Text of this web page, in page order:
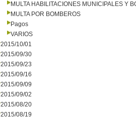
MULTA HABILITACIONES MUNICIPALES Y
MULTA POR BOMBEROS
Pagos
VARIOS
2015/10/01
2015/09/30
2015/09/23
2015/09/16
2015/09/09
2015/09/02
2015/08/20
2015/08/19